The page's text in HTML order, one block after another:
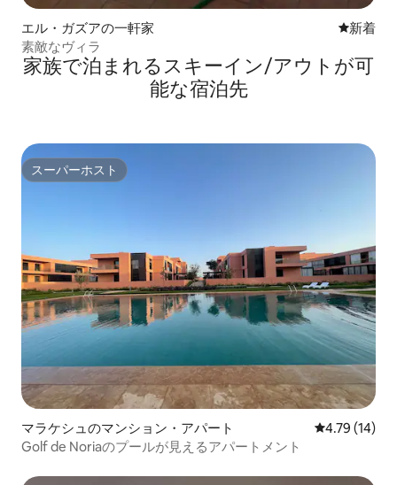
エル・ガズアの一軒家 新しい宿
新着
素敵なヴィラ
家族で泊まれるスキーイン/アウトが可
能な宿泊先
スーパーホスト
スーパーホスト
マラケシュのマンション・アパート レビュー14
4.79 (14)
Golf de Noriaのプールが見えるアパートメント